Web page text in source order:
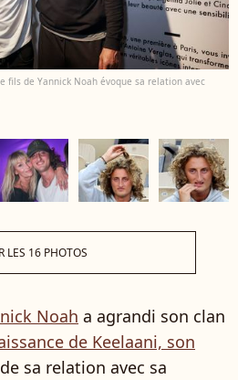
fils de Yannick Noah évoque sa relation avec
LES 16 PHOTOS
Noah a agrandi son clan
de Keelaani, son
sa relation avec sa